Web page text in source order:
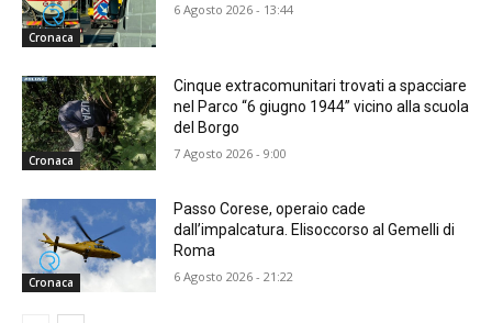
Cronaca
6 Agosto 2026 - 13:44
Cronaca
Cinque extracomunitari trovati a spacciare
nel Parco “6 giugno 1944” vicino alla scuola
del Borgo
7 Agosto 2026 - 9:00
Cronaca
Passo Corese, operaio cade
dall’impalcatura. Elisoccorso al Gemelli di
Roma
6 Agosto 2026 - 21:22